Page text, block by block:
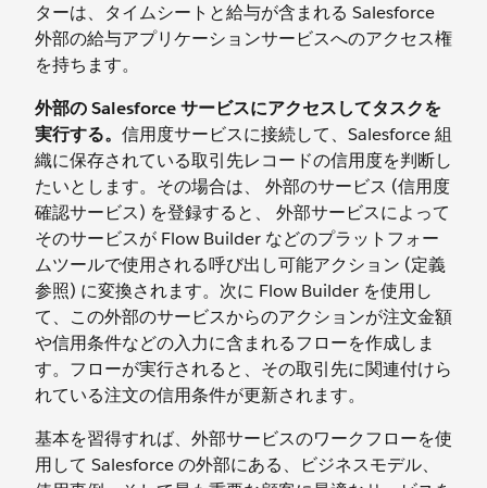
ターは、タイムシートと給与が含まれる Salesforce
外部の給与アプリケーションサービスへのアクセス権
を持ちます。
外部の Salesforce サービスにアクセスしてタスクを
実行する。 信用度サービスに接続して、Salesforce 組
織に保存されている取引先レコードの信用度を判断し
たいとします。その場合は、 外部のサービス (信用度
確認サービス) を登録すると、 外部サービスによって
そのサービスが Flow Builder などのプラットフォー
ムツールで使用される呼び出し可能アクション (定義
参照) に変換されます。次に Flow Builder を使用し
て、この外部のサービスからのアクションが注文金額
や信用条件などの入力に含まれるフローを作成しま
す。フローが実行されると、その取引先に関連付けら
れている注文の信用条件が更新されます。
基本を習得すれば、外部サービスのワークフローを使
用して Salesforce の外部にある、ビジネスモデル、